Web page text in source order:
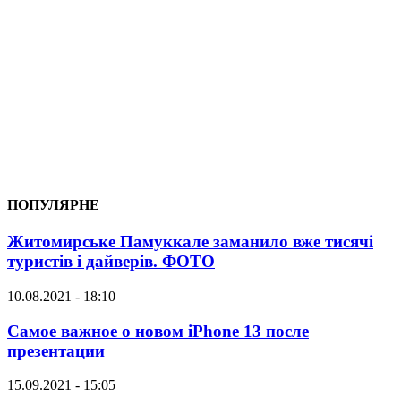
ПОПУЛЯРНЕ
Житомирське Памуккале заманило вже тисячі
туристів і дайверів. ФОТО
10.08.2021 - 18:10
Самое важное о новом iPhone 13 после
презентации
15.09.2021 - 15:05